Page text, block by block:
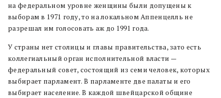
на федеральном уровне женщины были допущены к
выборам в 1971 году, то на локальном Аппенцелль не
разрешал им голосовать аж до 1991 года.
У страны нет столицы и главы правительства, зато есть
коллегиальный орган исполнительной власти —
федеральный совет, состоящий из семи человек, которых
выбирает парламент. В парламенте две палаты и его
выбирает население. В каждой швейцарской общине